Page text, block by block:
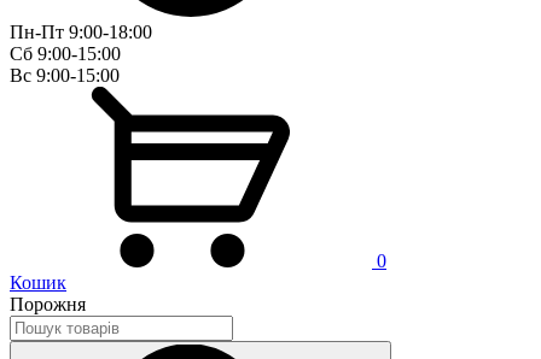
Пн-Пт 9:00-18:00
Сб 9:00-15:00
Вс 9:00-15:00
0
Кошик
Порожня